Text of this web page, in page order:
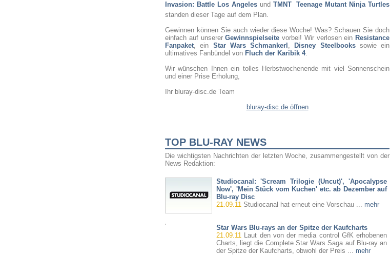
Invasion: Battle Los Angelesund TMNT  Teenage Mutant Ninja Turtles
standen dieser Tage auf dem Plan.
Gewinnen können Sie auch wieder diese Woche! Was? Schauen Sie doch
einfach auf unsererGewinnspielseite vorbei! Wir verlosen ein Resistance
Fanpaket, ein Star Wars Schmankerl , Disney Steelbookssowie ein
ultimatives Fanbündel von Fluch der Karibik 4.
Wir wünschen Ihnen ein tolles Herbstwochenende mit viel Sonnenschein
und einer Prise Erholung,
Ihr bluray-disc.de Team
bluray-disc.de öffnen
TOP BLU-RAY NEWS
Die wichtigsten Nachrichten der letzten Woche, zusammengestellt von der
News Redaktion:
Studiocanal: 'Scream Trilogie (Uncut)', 'Apocalypse
Now', 'Mein Stück vom Kuchen' etc. ab Dezember auf
Blu-ray Disc
21.09.11 Studiocanal hat erneut eine Vorschau ... mehr
Star Wars Blu-rays an der Spitze der Kaufcharts
21.09.11 Laut den von der media control GfK erhobenen
Charts, liegt die Complete Star Wars Saga auf Blu-ray an
der Spitze der Kaufcharts, obwohl der Preis ... mehr